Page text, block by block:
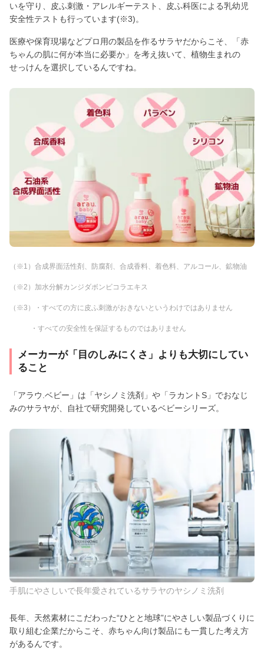
いを守り、皮ふ刺激・アレルギーテスト、皮ふ科医による乳幼児
安全性テストも行っています(※3)。
医療や保育現場などプロ用の製品を作るサラヤだからこそ、「赤
ちゃんの肌に何が本当に必要か」を考え抜いて、植物生まれの
せっけんを選択しているんですね。
（※1）合成界面活性剤、防腐剤、合成香料、着色料、アルコール、鉱物油
（※2）加水分解カンジダボンビコラエキス
（※3）・すべての方に皮ふ刺激がおきないというわけではありません
・すべての安全性を保証するものではありません
メーカーが「目のしみにくさ」よりも大切にしてい
ること
「アラウ.ベビー」は「ヤシノミ洗剤」や「ラカントS」でおなじ
みのサラヤが、自社で研究開発しているベビーシリーズ。
手肌にやさしいで長年愛されているサラヤのヤシノミ洗剤
長年、天然素材にこだわった“ひとと地球”にやさしい製品づくりに
取り組む企業だからこそ、赤ちゃん向け製品にも一貫した考え方
があるんです。